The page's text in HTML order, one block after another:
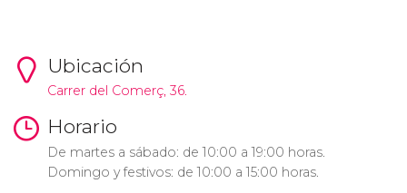
Ubicación
Carrer del Comerç, 36.
Horario
De martes a sábado: de 10:00 a 19:00 horas.
Domingo y festivos: de 10:00 a 15:00 horas.